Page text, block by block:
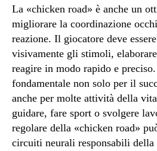
La «chicken road» è anche un
migliorare la coordinazione
reazione. Il giocatore deve
visivamente gli stimoli,
reagire in modo rapido e
fondamentale non solo per il
anche per molte attività della
guidare, fare sport o svolgere
regolare della «chicken road»
circuiti neurali responsabili